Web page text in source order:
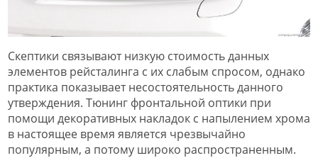
Скептики связывают низкую стоимость данных
элементов рейсталинга с их слабым спросом, однако
практика показывает несостоятельность данного
утверждения. Тюнинг фронтальной оптики при
помощи декоративных накладок с напылением хрома
в настоящее время является чрезвычайно
популярным, а потому широко распространенным.